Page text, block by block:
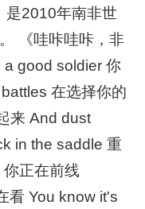
是2010年南非世
《哇咔哇咔，非
a good soldier 你
在选择你的
来 And dust
in the saddle 重
正在前线
看 You know it's